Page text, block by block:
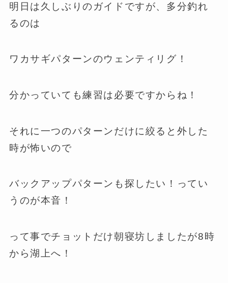
明日は久しぶりのガイドですが、多分釣れ
るのは
ワカサギパターンのウェンティリグ！
分かっていても練習は必要ですからね！
それに一つのパターンだけに絞ると外した
時が怖いので
バックアップパターンも探したい！ってい
うのが本音！
って事でチョットだけ朝寝坊しましたが8時
から湖上へ！